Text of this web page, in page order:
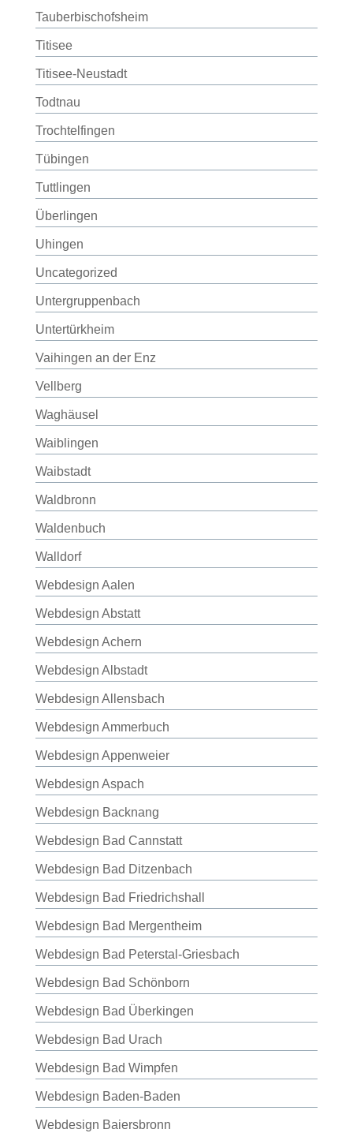
Tauberbischofsheim
Titisee
Titisee-Neustadt
Todtnau
Trochtelfingen
Tübingen
Tuttlingen
Überlingen
Uhingen
Uncategorized
Untergruppenbach
Untertürkheim
Vaihingen an der Enz
Vellberg
Waghäusel
Waiblingen
Waibstadt
Waldbronn
Waldenbuch
Walldorf
Webdesign Aalen
Webdesign Abstatt
Webdesign Achern
Webdesign Albstadt
Webdesign Allensbach
Webdesign Ammerbuch
Webdesign Appenweier
Webdesign Aspach
Webdesign Backnang
Webdesign Bad Cannstatt
Webdesign Bad Ditzenbach
Webdesign Bad Friedrichshall
Webdesign Bad Mergentheim
Webdesign Bad Peterstal-Griesbach
Webdesign Bad Schönborn
Webdesign Bad Überkingen
Webdesign Bad Urach
Webdesign Bad Wimpfen
Webdesign Baden-Baden
Webdesign Baiersbronn